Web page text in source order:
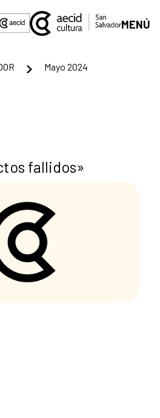
MENÚ
Mayo 2024
fallidos»